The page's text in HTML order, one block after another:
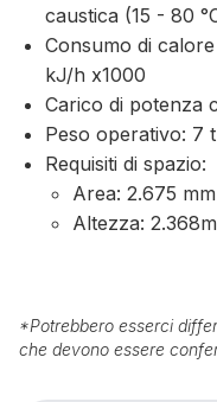
caustica (15 - 80
Consumo di
kJ/h x1000
Carico di potenza
Peso operativo: 7 t
Requisiti di spazio:
Area: 2.675
Altezza:
*Potrebbero esserci
che devono essere